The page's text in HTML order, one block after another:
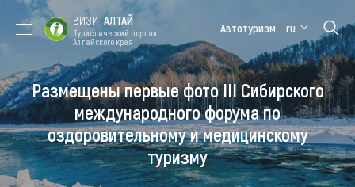
Форум VISIT
ALTAI
Цветение
маральника
Медицинский
форум
Алтайская
зимовка
Туры
Где побывать
ВИЗИТАЛТАЙ
Туристический портал
Алтайского края
Автотуризм ru
Размещены первые фото III Сибирского
международного форума по
оздоровительному и медицинскому
туризму